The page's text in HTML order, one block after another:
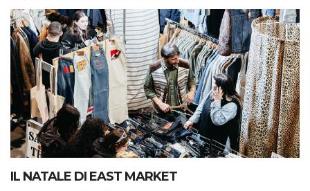
IL NATALE DI EAST MARKET